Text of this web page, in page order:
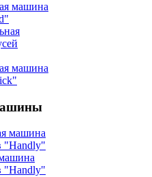
машина
машина
"Handly"